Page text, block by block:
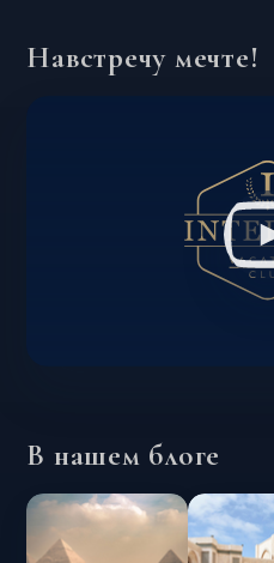
Навстречу мечте!
В нашем блоге